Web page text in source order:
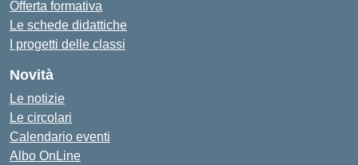
Offerta formativa
Le schede didattiche
I progetti delle classi
Novità
Le notizie
Le circolari
Calendario eventi
Albo OnLine